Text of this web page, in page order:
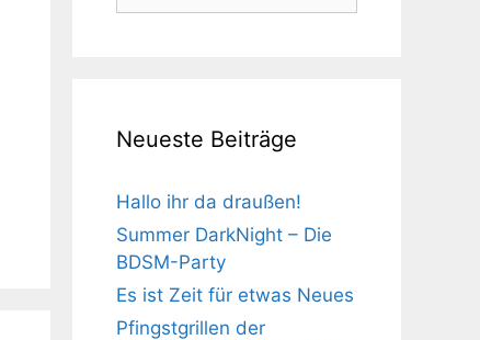
Neueste Beiträge
Hallo ihr da draußen!
Summer DarkNight – Die
BDSM-Party
Es ist Zeit für etwas Neues
Pfingstgrillen der